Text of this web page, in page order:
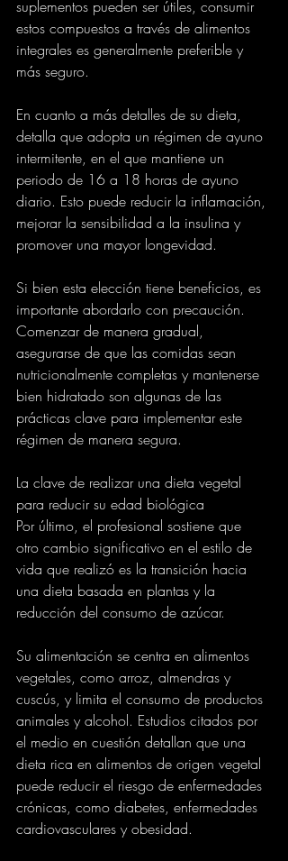
suplementos pueden ser útiles, consumir
estos compuestos a través de alimentos
integrales es generalmente preferible y
más seguro.
En cuanto a más detalles de su dieta,
detalla que adopta un régimen de ayuno
intermitente, en el que mantiene un
periodo de 16 a 18 horas de ayuno
diario. Esto puede reducir la inflamación,
mejorar la sensibilidad a la insulina y
promover una mayor longevidad.
Si bien esta elección tiene beneficios, es
importante abordarlo con precaución.
Comenzar de manera gradual,
asegurarse de que las comidas sean
nutricionalmente completas y mantenerse
bien hidratado son algunas de las
prácticas clave para implementar este
régimen de manera segura.
La clave de realizar una dieta vegetal
para reducir su edad biológica
Por último, el profesional sostiene que
otro cambio significativo en el estilo de
vida que realizó es la transición hacia
una dieta basada en plantas y la
reducción del consumo de azúcar.
Su alimentación se centra en alimentos
vegetales, como arroz, almendras y
cuscús, y limita el consumo de productos
animales y alcohol. Estudios citados por
el medio en cuestión detallan que una
dieta rica en alimentos de origen vegetal
puede reducir el riesgo de enfermedades
crónicas, como diabetes, enfermedades
cardiovasculares y obesidad.